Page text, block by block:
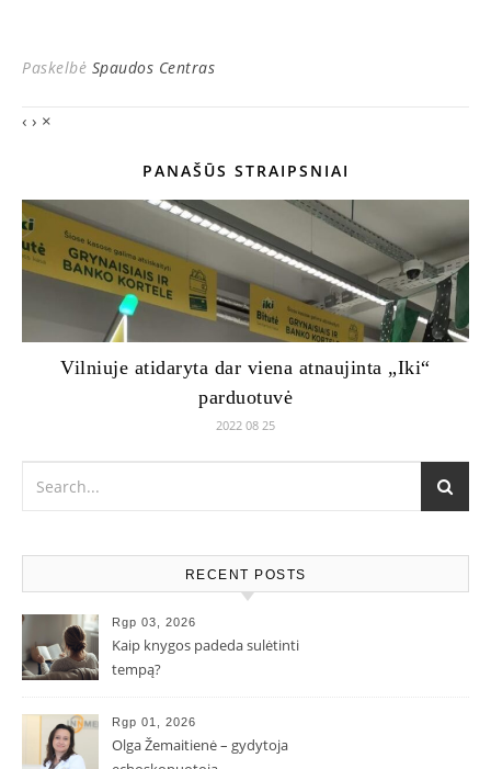
Paskelbė Spaudos Centras
‹ › ×
PANAŠŪS STRAIPSNIAI
Vilniuje atidaryta dar viena atnaujinta „Iki“
parduotuvė
2022 08 25
RECENT POSTS
Rgp 03, 2026
Kaip knygos padeda sulėtinti
tempą?
Rgp 01, 2026
Olga Žemaitienė – gydytoja